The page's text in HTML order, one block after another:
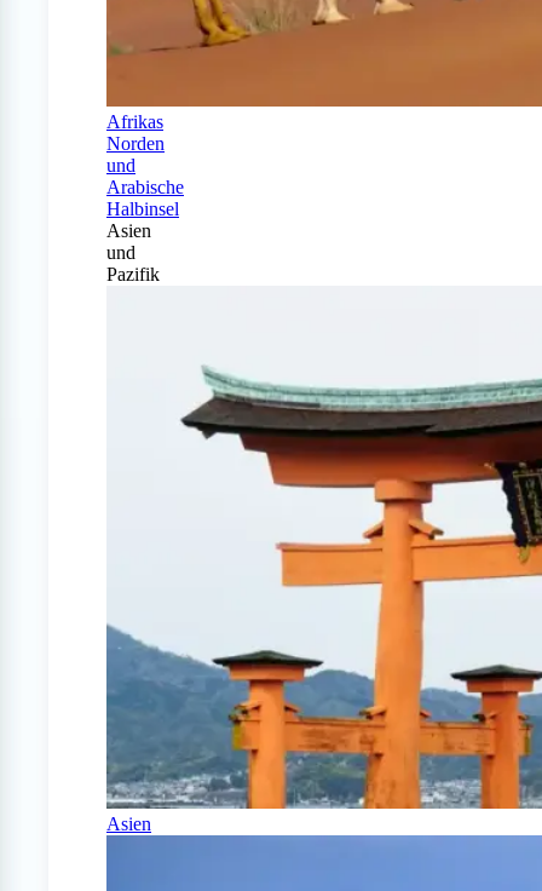
Afrikas
Norden
und
Arabische
Halbinsel
Asien
und
Pazifik
Asien